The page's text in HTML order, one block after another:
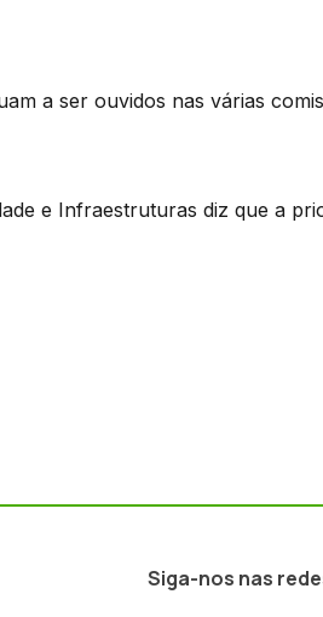
a ser ouvidos nas várias
e Infraestruturas diz que a
Siga-nos nas